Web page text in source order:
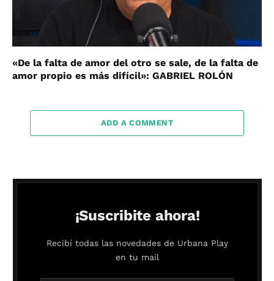
«De la falta de amor del otro se sale, de la falta de
amor propio es más difícil»: GABRIEL ROLÓN
ADD A COMMENT
¡Suscribite ahora!
Recibí todas las novedades de Urbana Play
en tu mail